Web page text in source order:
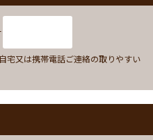
宅又は携帯電話ご連絡の取りやすい